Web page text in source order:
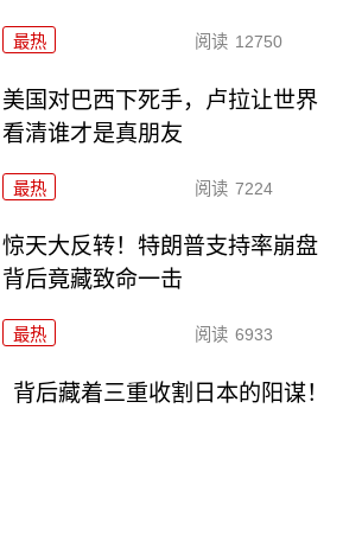
最热 阅读 12750
美国对巴西下死手，卢拉让世界
看清谁才是真朋友
最热 阅读 7224
惊天大反转！特朗普支持率崩盘
背后竟藏致命一击
最热 阅读 6933
背后藏着三重收割日本的阳谋！